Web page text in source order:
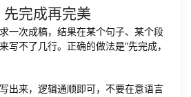
完成再完美
一次成稿，结果在某个句子、某个段
写不了几行。正确的做法是“先完成，
出来，逻辑通顺即可，不要在意语言